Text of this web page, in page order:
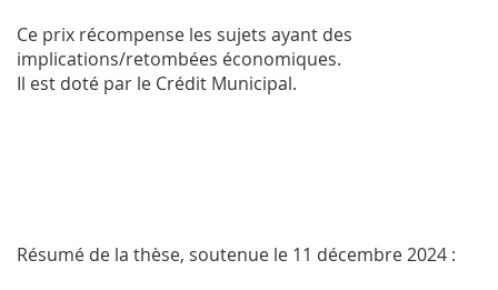
Ce prix récompense les sujets ayant des
implications/retombées économiques.
Il est doté par le Crédit Municipal.
Résumé de la thèse, soutenue le 11 décembre 2024 :